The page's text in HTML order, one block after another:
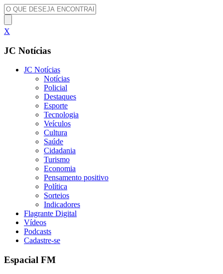
X
JC Notícias
JC Notícias
Notícias
Policial
Destaques
Esporte
Tecnologia
Veículos
Cultura
Saúde
Cidadania
Turismo
Economia
Pensamento positivo
Política
Sorteios
Indicadores
Flagrante Digital
Vídeos
Podcasts
Cadastre-se
Espacial FM